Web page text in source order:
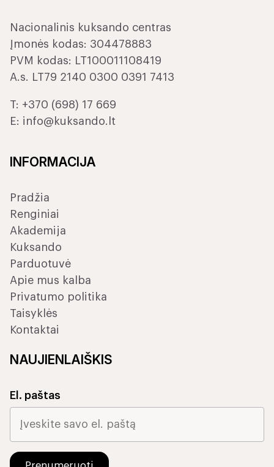
Nacionalinis kuksando centras
Įmonės kodas: 304478883
PVM kodas: LT100011108419
A.s. LT79 2140 0300 0391 7413
T: +370 (698) 17 669
E: info@kuksando.lt
INFORMACIJA
Pradžia
Renginiai
Akademija
Kuksando
Parduotuvė
Apie mus kalba
Privatumo politika
Taisyklės
Kontaktai
NAUJIENLAIŠKIS
El. paštas